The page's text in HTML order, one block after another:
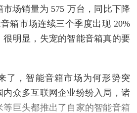
场销量为 575 万台，同比下降
箱市场连续三个季度出现 20%
很明显，失宠的智能音箱真的要
了，智能音箱市场为何形势突
内众多互联网企业纷纷入局，诸
巨头都推出了自家的智能音箱